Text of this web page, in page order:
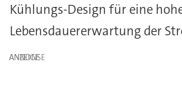
Kühlungs-Design für eine
Lebensdauererwartung der
ANZEIGE